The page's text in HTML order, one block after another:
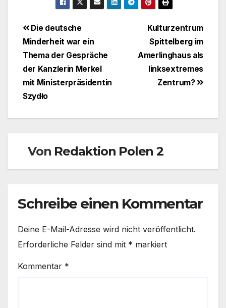
BeitragsnavigationKulturzentrum
Spittelberg im
Amerlinghaus als
linksextremes
Zentrum?
Die deutsche
Minderheit war ein
Thema der Gespräche
der Kanzlerin Merkel
mit Ministerpräsidentin
Szydło
Von Redaktion Polen 2
Schreibe einen Kommentar
Deine E-Mail-Adresse wird nicht veröffentlicht.
Erforderliche Felder sind mit * markiert
Kommentar *